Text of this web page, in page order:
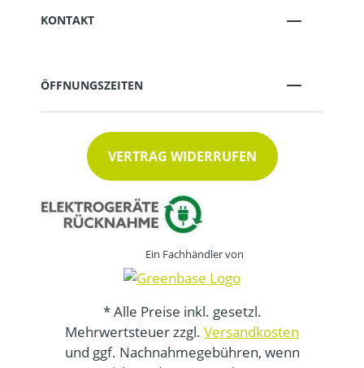
KONTAKT
ÖFFNUNGSZEITEN
VERTRAG WIDERRUFEN
Ein Fachhändler von
* Alle Preise inkl. gesetzl.
Mehrwertsteuer zzgl. Versandkosten
und ggf. Nachnahmegebühren, wenn